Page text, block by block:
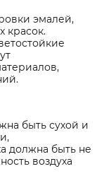
эмалей,
красок.
быть сухой и
должна быть не
воздуха